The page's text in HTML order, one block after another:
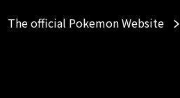
The official Pokemon Website